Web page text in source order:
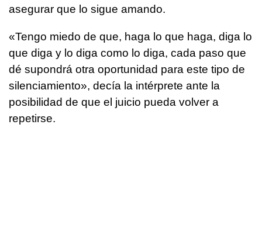
asegurar que lo sigue amando.
«Tengo miedo de que, haga lo que haga, diga lo
que diga y lo diga como lo diga, cada paso que
dé supondrá otra oportunidad para este tipo de
silenciamiento», decía la intérprete ante la
posibilidad de que el juicio pueda volver a
repetirse.